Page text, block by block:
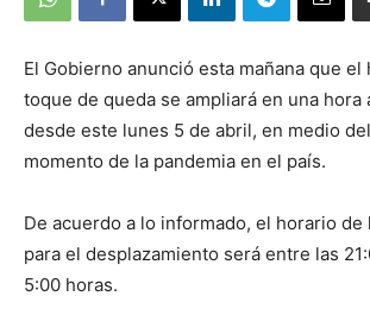
El Gobierno anunció esta mañana que el
toque de queda se ampliará en una hora
desde este lunes 5 de abril, en medio
momento de la pandemia en el país.
De acuerdo a lo informado, el horario
para el desplazamiento será entre las
5:00 horas.